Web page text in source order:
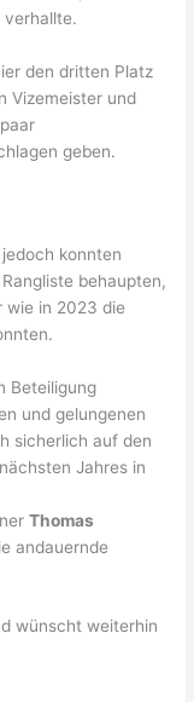
verhallte.
den dritten Platz
Vizemeister und
geben.
konnten
behaupten,
wie in 2023 die
Beteiligung
und gelungenen
sicherlich auf den
Jahres in
Thomas
andauernde
wünscht weiterhin